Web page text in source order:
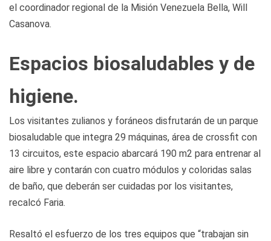
el coordinador regional de la Misión Venezuela Bella, Will
Casanova.
Espacios biosaludables y de
higiene.
Los visitantes zulianos y foráneos disfrutarán de un parque
biosaludable que integra 29 máquinas, área de crossfit con
13 circuitos, este espacio abarcará 190 m2 para entrenar al
aire libre y contarán con cuatro módulos y coloridas salas
de baño, que deberán ser cuidadas por los visitantes,
recalcó Faria.
Resaltó el esfuerzo de los tres equipos que “trabajan sin